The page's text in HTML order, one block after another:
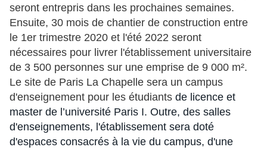
seront entrepris dans les prochaines semaines.
Ensuite, 30 mois de chantier de construction entre
le 1er trimestre 2020 et l'été 2022 seront
nécessaires pour livrer l'établissement universitaire
de 3 500 personnes sur une emprise de 9 000 m².
Le site de Paris La Chapelle sera un campus
d'enseignement pour les étudiants de licence et
master de l’université Paris I. Outre, des salles
d'enseignements, l'établissement sera doté
d'espaces consacrés à la vie du campus, d'une